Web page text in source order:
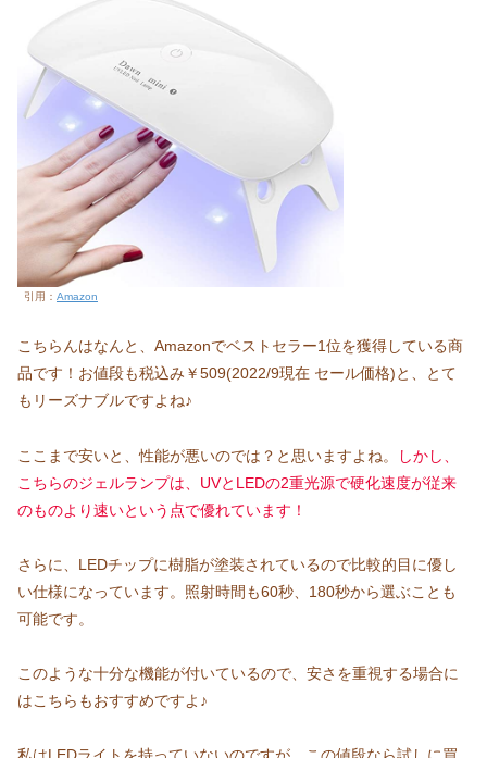
引用： Amazon
こちらんはなんと、Amazonでベストセラー1位を獲得している商
品です！お値段も税込み￥509(2022/9現在 セール価格)と、とて
もリーズナブルですよね♪
ここまで安いと、性能が悪いのでは？と思いますよね。
しかし、
こちらのジェルランプは、UVとLEDの2重光源で硬化速度が従来
のものより速いという点で優れています！
さらに、LEDチップに樹脂が塗装されているので比較的目に優し
い仕様になっています。照射時間も60秒、180秒から選ぶことも
可能です。
このような十分な機能が付いているので、安さを重視する場合に
はこちらもおすすめですよ♪